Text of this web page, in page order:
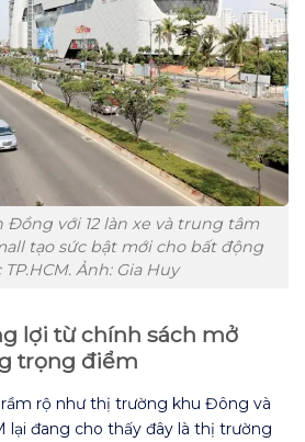
với 12 làn xe và trung tâm
tạo sức bật mới cho bất động
TP.HCM. Ảnh: Gia Huy
lợi từ chính sách mở
trọng điểm
rộ như thị trường khu Đông và
lại đang cho thấy đây là thị trường